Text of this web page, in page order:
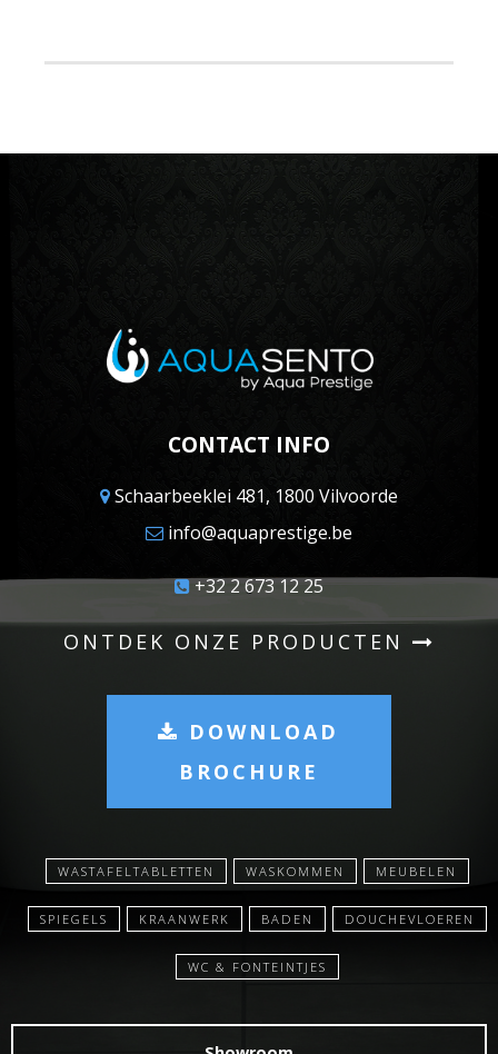
CONTACT INFO
Schaarbeeklei 481, 1800 Vilvoorde
info@aquaprestige.be
+32 2 673 12 25
ONTDEK ONZE PRODUCTEN
DOWNLOAD
BROCHURE
WASTAFELTABLETTEN WASKOMMEN MEUBELEN
SPIEGELS KRAANWERK BADEN DOUCHEVLOEREN
WC & FONTEINTJES